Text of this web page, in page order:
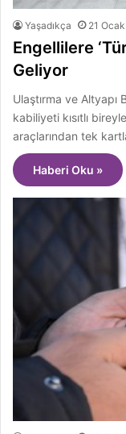
Yaşadıkça 21
Engellilere
Geliyor
Ulaştırma ve Altyapı
kabiliyeti kısıtlı
araçlarından tek
Haberi Oku »